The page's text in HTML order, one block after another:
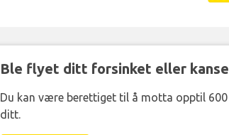
Ble flyet ditt forsinket eller
Du kan være berettiget til å motta opptil
ditt.